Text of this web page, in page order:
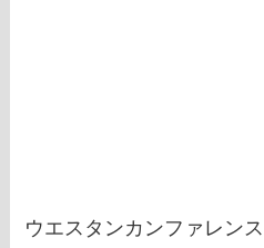
ウエスタンカンファレン